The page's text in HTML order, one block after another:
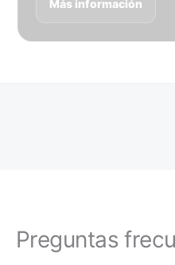
Más información
Preguntas